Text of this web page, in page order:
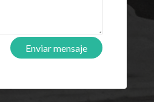
Enviar mensaje